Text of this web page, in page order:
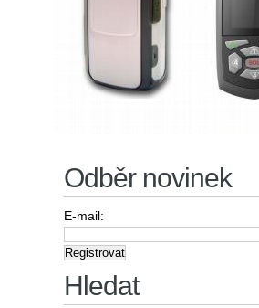
Odběr novinek
E-mail:
Hledat